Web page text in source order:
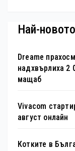
Най-
Dreame
надхвърлиха 2
мащаб
Vivacom
август онлайн
Котките в